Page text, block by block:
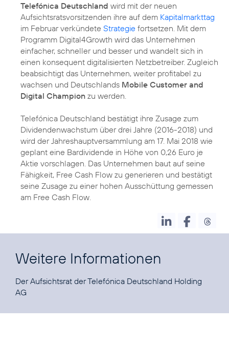
Telefónica Deutschland wird mit der neuen
Aufsichtsratsvorsitzenden ihre auf dem Kapitalmarkttag
im Februar verkündete Strategie fortsetzen. Mit dem
Programm Digital4Growth wird das Unternehmen
einfacher, schneller und besser und wandelt sich in
einen konsequent digitalisierten Netzbetreiber. Zugleich
beabsichtigt das Unternehmen, weiter profitabel zu
wachsen und Deutschlands Mobile Customer and
Digital Champion zu werden.
Telefónica Deutschland bestätigt ihre Zusage zum
Dividendenwachstum über drei Jahre (2016-2018) und
wird der Jahreshauptversammlung am 17. Mai 2018 wie
geplant eine Bardividende in Höhe von 0,26 Euro je
Aktie vorschlagen. Das Unternehmen baut auf seine
Fähigkeit, Free Cash Flow zu generieren und bestätigt
seine Zusage zu einer hohen Ausschüttung gemessen
am Free Cash Flow.
Weitere Informationen
Der Aufsichtsrat der Telefónica Deutschland Holding
AG